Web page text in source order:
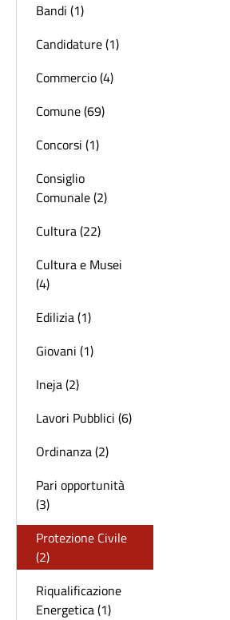
Bandi (1)
Candidature (1)
Commercio (4)
Comune (69)
Concorsi (1)
Consiglio
Comunale (2)
Cultura (22)
Cultura e Musei
(4)
Edilizia (1)
Giovani (1)
Ineja (2)
Lavori Pubblici (6)
Ordinanza (2)
Pari opportunità
(3)
Protezione Civile
(2)
Riqualificazione
Energetica (1)